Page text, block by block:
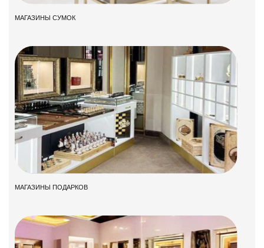
МАГАЗИНЫ СУМОК
МАГАЗИНЫ ПОДАРКОВ